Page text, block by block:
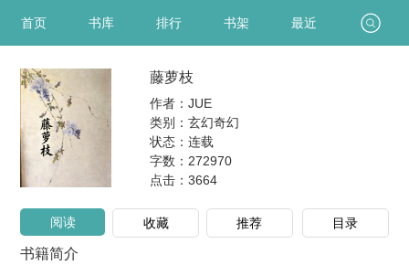
首页 书库 排行 书架 最近
藤萝枝
作者：JUE
类别：玄幻奇幻
状态：连载
字数：272970
点击： 3664
阅读 收藏 推荐 目录
书籍简介